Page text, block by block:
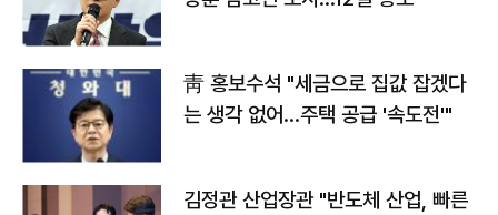
靑 홍보수석 "세금으로 집값 잡겠다
는 생각 없어…주택 공급 '속도전'"
김정관 산업장관 "반도체 산업, 빠른